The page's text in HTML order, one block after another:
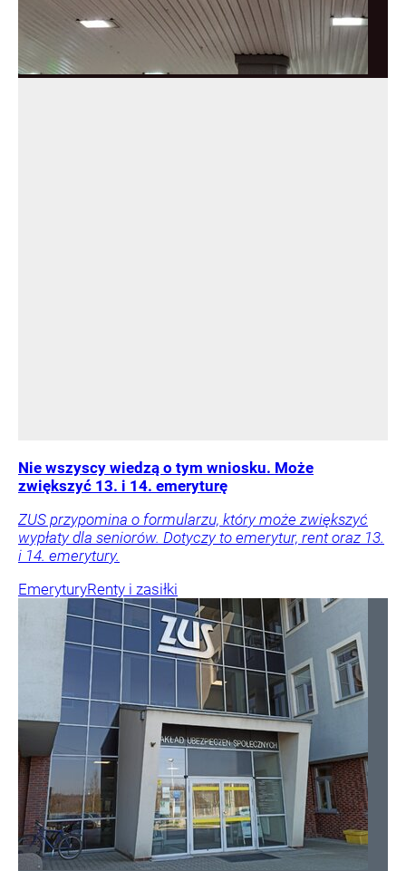
Nie wszyscy wiedzą o tym wniosku. Może
zwiększyć 13. i 14. emeryturę
ZUS przypomina o formularzu, który może zwiększyć
wypłaty dla seniorów. Dotyczy to emerytur, rent oraz 13.
i 14. emerytury.
EmeryturyRenty i zasiłki